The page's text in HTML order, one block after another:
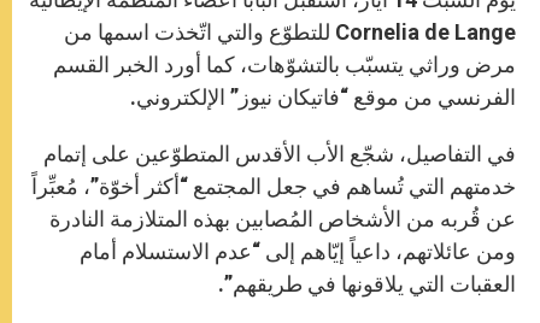
p e
r
k
Cornelia de Lange للتطوّع والتي اتّخذت اسمها من
مرض وراثي يتسبّب بالتشوّهات، كما أورد الخبر القسم
الفرنسي من موقع “فاتيكان نيوز” الإلكتروني.
في التفاصيل، شجّع الأب الأقدس المتطوّعين على إتمام
خدمتهم التي تُساهم في جعل المجتمع “أكثر أخوّة”، مُعبِّراً
عن قُربه من الأشخاص المُصابين بهذه المتلازمة النادرة
ومن عائلاتهم، داعياً إيّاهم إلى “عدم الاستسلام أمام
العقبات التي يلاقونها في طريقهم”.